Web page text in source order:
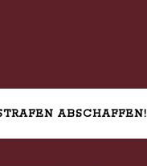
ABSCHAFFEN!